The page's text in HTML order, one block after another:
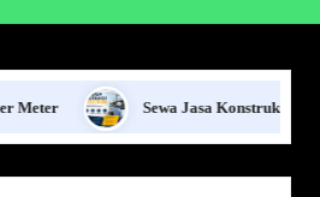
Sewa Jasa Konstruksi Jabodetabek